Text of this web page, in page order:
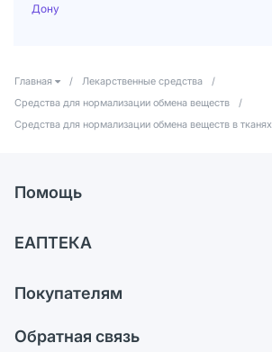
Дону
Главная / Лекарственные средства
/
Средства для нормализации обмена веществ
/
Средства для нормализации обмена веществ в тканях
Помощь
Самовывоз из аптек
Ответы на вопросы
ЕАПТЕКА
Карьера
Поставщики
Покупателям
Обратная связь